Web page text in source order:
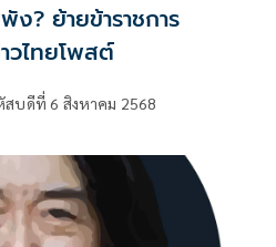
ง? ย้ายข้าราชการ
วไทยโพสต์
บดีที่ 6 สิงหาคม 2568